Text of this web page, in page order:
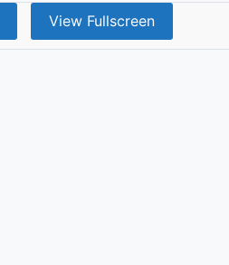
View Fullscreen